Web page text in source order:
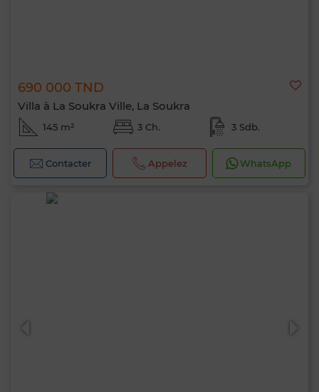
690 000 TND
Villa à La Soukra Ville, La Soukra
145 m² 3 Ch. 3 Sdb.
Contacter Appelez WhatsApp